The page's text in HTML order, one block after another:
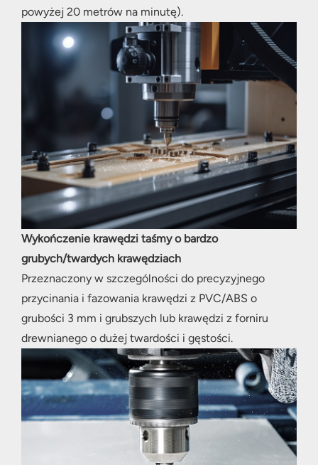
powyżej 20 metrów na minutę).
Wykończenie krawędzi taśmy o bardzo
grubych/twardych krawędziach
Przeznaczony w szczególności do precyzyjnego
przycinania i fazowania krawędzi z PVC/ABS o
grubości 3 mm i grubszych lub krawędzi z forniru
drewnianego o dużej twardości i gęstości.